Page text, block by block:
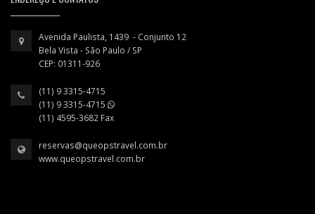
Avenida Paulista, 1439 - Conjunto 12
Bela Vista - São Paulo / SP
CEP: 01311-926
(11) 9 3315-4715
(11) 9 3315-4715
(11) 4595-3682 Fax
reservas@queopstravel.com.br
www.queopstravel.com.br